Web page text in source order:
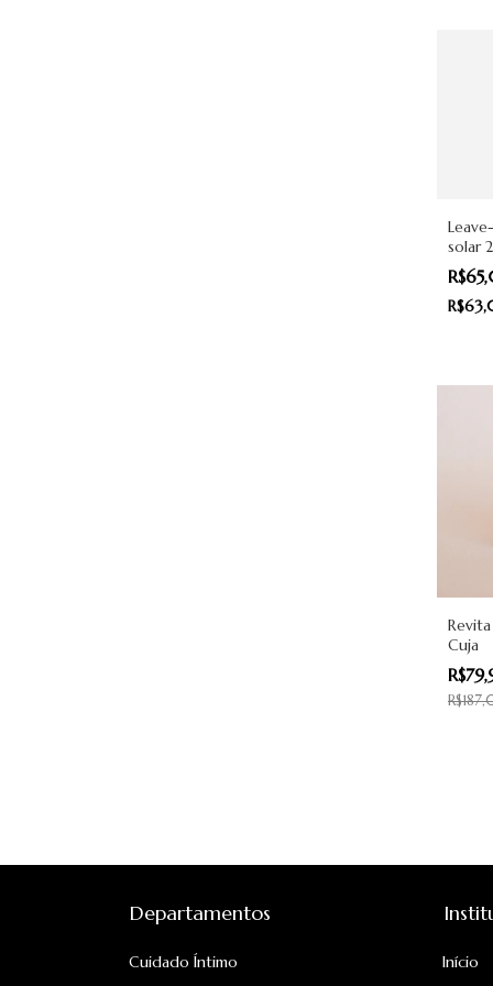
solar
Cuja
Departamentos
Cuidado Íntimo Início